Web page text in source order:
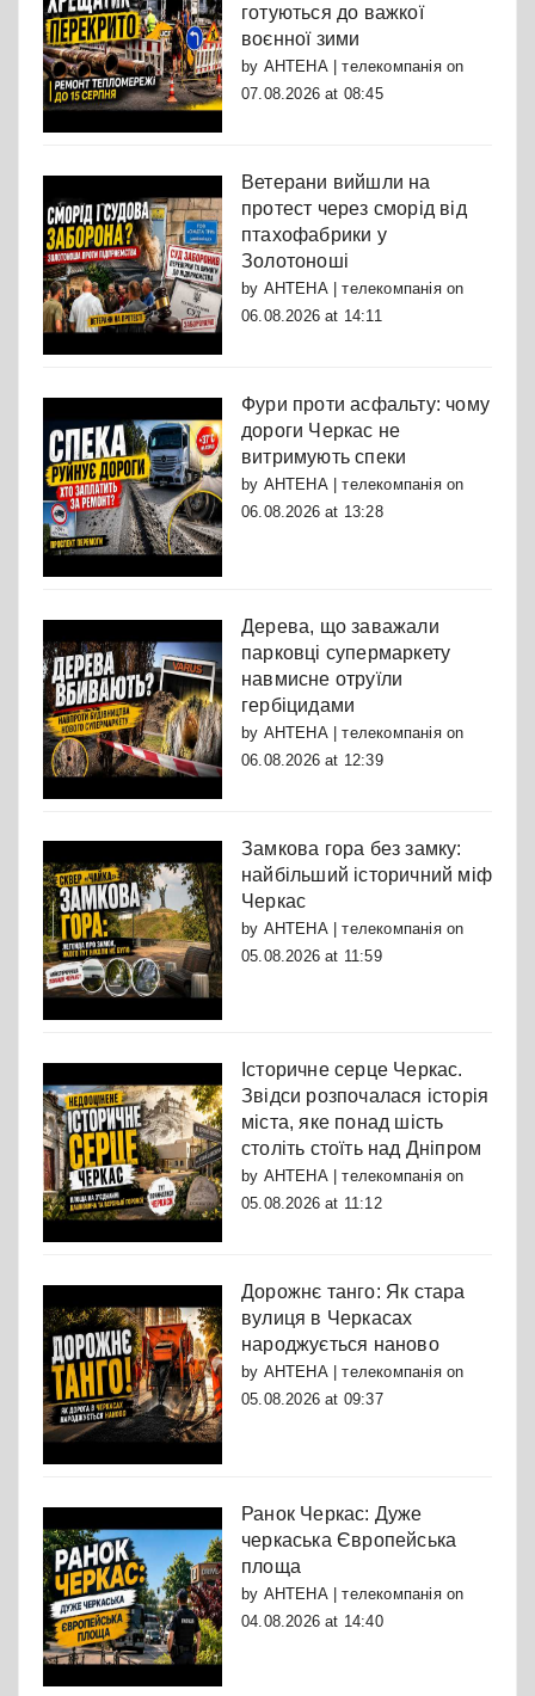
готуються до важкої
воєнної зими
by АНТЕНА | телекомпаніяon
07.08.2026 at 08:45
Ветерани вийшли на
протест через сморід від
птахофабрики у
Золотоноші
by АНТЕНА | телекомпаніяon
06.08.2026 at 14:11
Фури проти асфальту: чому
дороги Черкас не
витримують спеки
by АНТЕНА | телекомпаніяon
06.08.2026 at 13:28
Дерева, що заважали
парковці супермаркету
навмисне отруїли
гербіцидами
by АНТЕНА | телекомпаніяon
06.08.2026 at 12:39
Замкова гора без замку:
найбільший історичний міф
Черкас
by АНТЕНА | телекомпаніяon
05.08.2026 at 11:59
Історичне серце Черкас.
Звідси розпочалася історія
міста, яке понад шість
століть стоїть над Дніпром
by АНТЕНА | телекомпаніяon
05.08.2026 at 11:12
Дорожнє танго: Як стара
вулиця в Черкасах
народжується наново
by АНТЕНА | телекомпаніяon
05.08.2026 at 09:37
Ранок Черкас: Дуже
черкаська Європейська
площа
by АНТЕНА | телекомпаніяon
04.08.2026 at 14:40